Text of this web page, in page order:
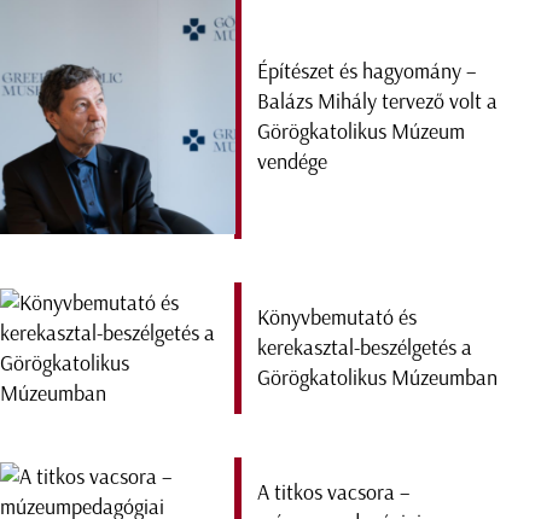
Építészet és hagyomány –
Balázs Mihály tervező volt a
Görögkatolikus Múzeum
vendége
Könyvbemutató és
kerekasztal-beszélgetés a
Görögkatolikus Múzeumban
A titkos vacsora –